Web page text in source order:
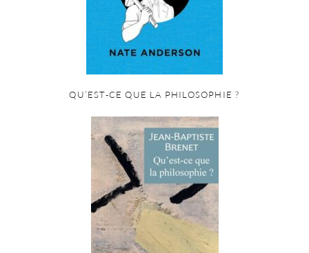
QU’EST-CE QUE LA PHILOSOPHIE ?